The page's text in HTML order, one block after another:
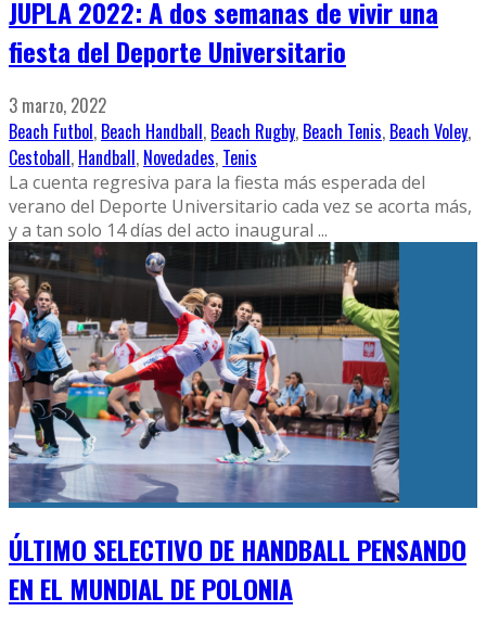
JUPLA 2022: A dos semanas de vivir una
fiesta del Deporte Universitario
3 marzo, 2022
Beach Futbol, Beach Handball, Beach Rugby, Beach Tenis, Beach Voley,
Cestoball, Handball, Novedades, Tenis
La cuenta regresiva para la fiesta más esperada del
verano del Deporte Universitario cada vez se acorta más,
y a tan solo 14 días del acto inaugural ...
ÚLTIMO SELECTIVO DE HANDBALL PENSANDO
EN EL MUNDIAL DE POLONIA